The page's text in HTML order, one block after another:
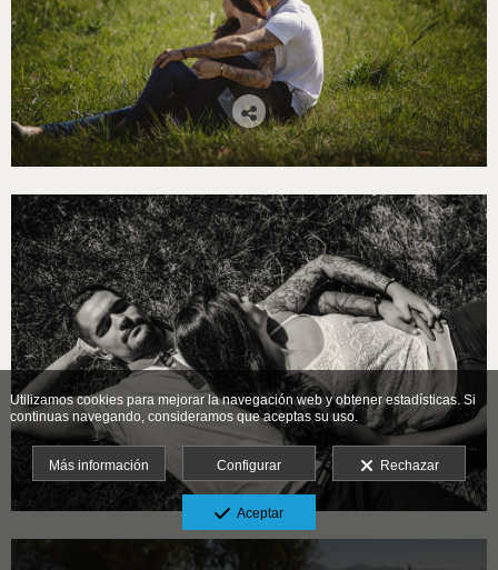
Utilizamos cookies para mejorar la navegación web y obtener estadísticas. Si
continuas navegando, consideramos que aceptas su uso.
Más información Configurar Rechazar
Aceptar